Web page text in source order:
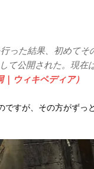
った結果、初めて
て公開された。現在
| ウィキペディア）
すが、その方がずっ